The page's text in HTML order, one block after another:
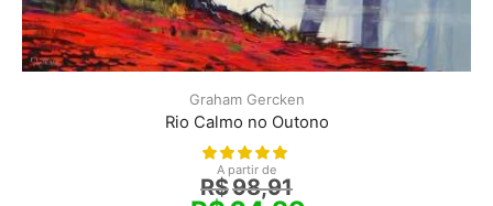
Graham Gercken
Rio Calmo no Outono
A partir de
R$98,91